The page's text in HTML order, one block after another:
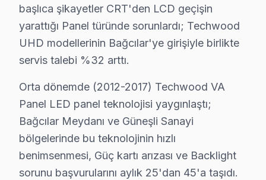
Tekstil karakterine sahip Bağcılar'da Techwood
Bağcılar Bölgesi ve Techwood TV Desteği
İstanbul Avrupa Yakası içinde yer alan Bağcılar,
Techwood TV Servis Ağımız: Bağcılar Tüm
Bağcılar'de Techwood televizyon servisi arayan tüm
Kirazlı, Mahmutbey, Sancaktepe, Yavuz Selim,
100. Yıl, 15 Temmuz, Bağlar, Barbaros, Çınar,
Fevzi Çakmak, Göztepe, Güneşli, Hürriyet, İnönü,
başlıca şikayetler CRT'den LCD geçişin
yarattığı Panel türünde sorunlardı; Techwood
UHD modellerinin Bağcılar'ye girişiyle birlikte
servis talebi %32 arttı.
Orta dönemde (2012-2017) Techwood VA
Panel LED panel teknolojisi yaygınlaştı;
Bağcılar Meydanı ve Güneşli Sanayi
bölgelerinde bu teknolojinin hızlı
benimsenmesi, Güç kartı arızası ve Backlight
sorunu başvurularını aylık 25'dan 45'a taşıdı.